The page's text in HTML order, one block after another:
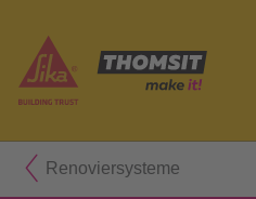
Renoviersysteme